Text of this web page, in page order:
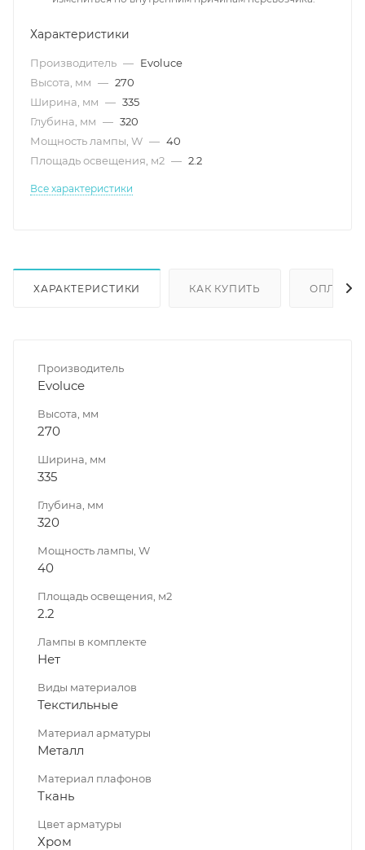
Характеристики
Производитель — Evoluce
Высота, мм — 270
Ширина, мм — 335
Глубина, мм — 320
Мощность лампы, W — 40
Площадь освещения, м2 — 2.2
Все характеристики
ХАРАКТЕРИСТИКИ КАК КУПИТЬ ОПЛАТА
Производитель
Evoluce
Высота, мм
270
Ширина, мм
335
Глубина, мм
320
Мощность лампы, W
40
Площадь освещения, м2
2.2
Лампы в комплекте
Нет
Виды материалов
Текстильные
Материал арматуры
Металл
Материал плафонов
Ткань
Цвет арматуры
Хром